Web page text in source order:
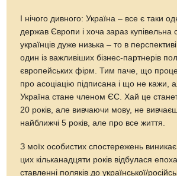
І нічого дивного: Україна – все є таки
держав Європи і хоча зараз купівельна
українців дуже низька – то в
один із важливіших бізнес-партнерів
європейських фірм. Тим паче, що
про асоціацію підписана і що не кажи,
Україна стане членом ЄС. Хай це
20 років, але вивчаючи мову, не
найближчі 5 років, але про все життя.
З моїх особистих спостережень
цих кільканадцяти років відбулася
ставленні поляків до української/